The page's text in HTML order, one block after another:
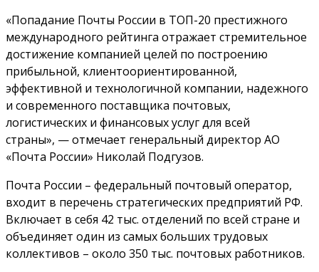
«Попадание Почты России в ТОП-20 престижного
международного рейтинга отражает стремительное
достижение компанией целей по построению
прибыльной, клиентоориентированной,
эффективной и технологичной компании, надежного
и современного поставщика почтовых,
логистических и финансовых услуг для всей
страны», — отмечает генеральный директор АО
«Почта России» Николай Подгузов.
Почта России – федеральный почтовый оператор,
входит в перечень стратегических предприятий РФ.
Включает в себя 42 тыс. отделений по всей стране и
объединяет один из самых больших трудовых
коллективов – около 350 тыс. почтовых работников.